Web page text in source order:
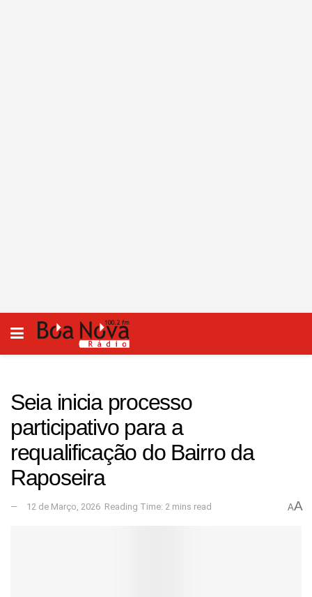
Seia inicia processo
participativo para a
requalificação do Bairro da
Raposeira
12 de Março, 2026 Reading Time: 2 mins read AA